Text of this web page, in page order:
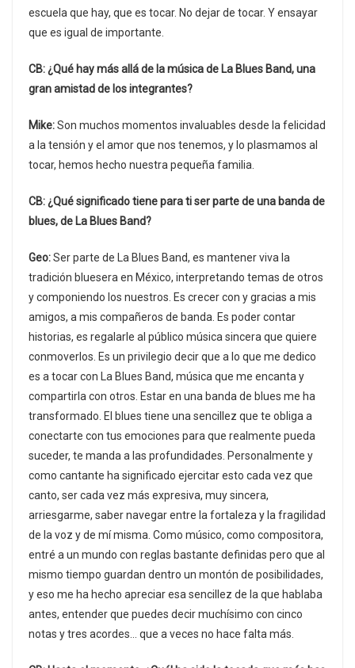
escuela que hay, que es tocar. No dejar de tocar. Y ensayar
que es igual de importante.
CB: ¿Qué hay más allá de la música de La Blues Band, una
gran amistad de los integrantes?
Mike:Son muchos momentos invaluables desde la felicidad
a la tensión y el amor que nos tenemos, y lo plasmamos al
tocar, hemos hecho nuestra pequeña familia.
CB: ¿Qué significado tiene para ti ser parte de una banda de
blues, de La Blues Band?
Geo:Ser parte de La Blues Band, es mantener viva la
tradición bluesera en México, interpretando temas de otros
y componiendo los nuestros. Es crecer con y gracias a mis
amigos, a mis compañeros de banda. Es poder contar
historias, es regalarle al público música sincera que quiere
conmoverlos. Es un privilegio decir que a lo que me dedico
es a tocar con La Blues Band, música que me encanta y
compartirla con otros. Estar en una banda de blues me ha
transformado. El blues tiene una sencillez que te obliga a
conectarte con tus emociones para que realmente pueda
suceder, te manda a las profundidades. Personalmente y
como cantante ha significado ejercitar esto cada vez que
canto, ser cada vez más expresiva, muy sincera,
arriesgarme, saber navegar entre la fortaleza y la fragilidad
de la voz y de mí misma. Como músico, como compositora,
entré a un mundo con reglas bastante definidas pero que al
mismo tiempo guardan dentro un montón de posibilidades,
y eso me ha hecho apreciar esa sencillez de la que hablaba
antes, entender que puedes decir muchísimo con cinco
notas y tres acordes… que a veces no hace falta más.